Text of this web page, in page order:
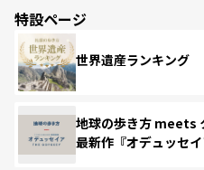
特設ページ
世界遺産ランキング
地球の歩き方 meets
最新作『オデュッセイ